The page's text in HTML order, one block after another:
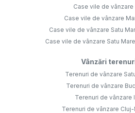
Case vile de vânzare
Case vile de vânzare
Case vile de vânzare Satu
Case vile de vânzare Satu
Vânzări
Terenuri de vânzare
Terenuri de vânzare
Terenuri de vânzare
Terenuri de vânzare